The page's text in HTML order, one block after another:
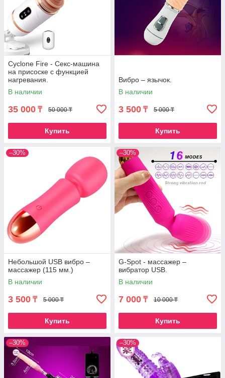
Cyclone Fire - Секс-машина
на присоске с функцией
нагревания.
В наличии
35 000 ₸ 50 000 ₸
Купить
Вибро – язычок.
В наличии
3 500 ₸ 5 000 ₸
Купить
–30%
Небольшой USB вибро –
массажер (115 мм.)
В наличии
3 500 ₸ 5 000 ₸
Купить
–30%
G-Spot - массажер –
вибратор USB.
В наличии
7 000 ₸ 10 000 ₸
Купить
–30% –30%